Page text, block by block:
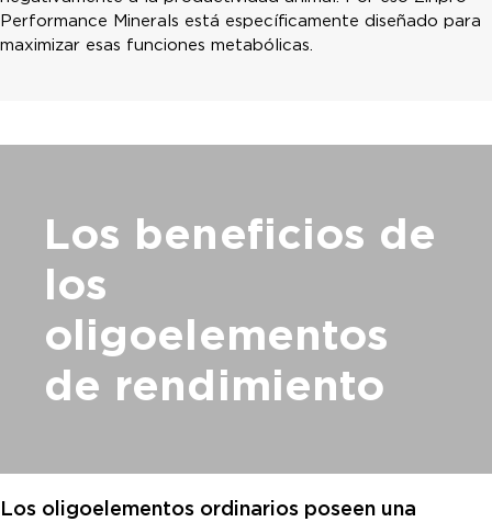
Performance Minerals está específicamente diseñado para
maximizar esas funciones metabólicas.
Los beneficios de
los
oligoelementos
de rendimiento
Los oligoelementos ordinarios poseen una